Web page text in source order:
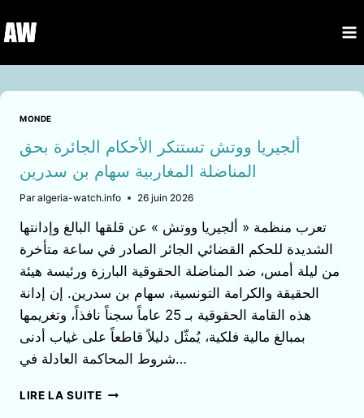
au
MONDE
ألجيريا ووتش تستنكر الأحكام الجائرة بحق
المناضلة المغاربية سهام بن سدرين
Par algeria-watch.info 26 juin 2026
تعرب منظمة « ألجيريا ووتش » عن قلقها البالغ وإدانتها
الشديدة للحكم القضائي الجائر الصادر في ساعة متأخرة
من ليلة أمس، ضد المناضلة الحقوقية البارزة ورئيسة هيئة
الحقيقة والكرامة التونسية، سهام بن سدرين. إن إدانة
هذه القامة الحقوقية بـ 25 عاماً سجناً نافذاً، وتغريمها
بمبالغ مالية فلكية، يُمثّل دليلاً قاطعاً على غياب أدنى
شروط المحاكمة العادلة في…
LIRE LA SUITEألجيريا